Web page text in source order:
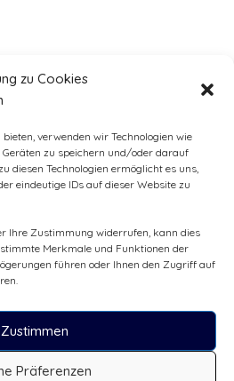
zu Cookies
verwenden wir Technologien wie
Geräten zu speichern und/oder darauf
diesen Technologien ermöglicht es uns,
eindeutige IDs auf dieser Website zu
Ihre Zustimmung widerrufen, kann dies
Merkmale und Funktionen der
führen oder Ihnen den Zugriff auf
Zustimmen
Präferenzen
payment
©Cruizador 2026